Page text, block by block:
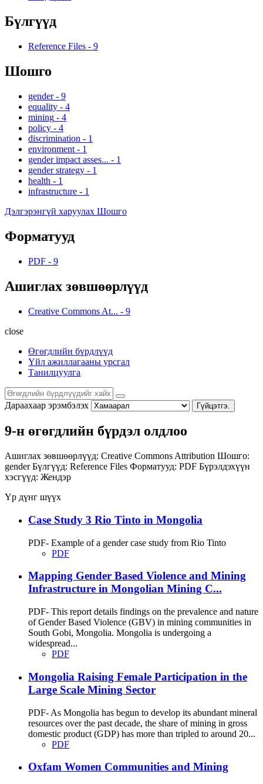
Бүлгүүд
Reference Files - 9
Шошго
gender - 9
equality - 4
mining - 4
policy - 4
discrimination - 1
environment - 1
gender impact asses... - 1
gender strategy - 1
health - 1
infrastructure - 1
Дэлгэрэнгүй харуулах Шошго
Форматууд
PDF - 9
Ашиглах зөвшөөрлүүд
Creative Commons At... - 9
close
Өгөгдлийн бүрдлүүд
Үйл ажиллагааны урсгал
Танилцуулга
Дараахаар эрэмбэлэх Гүйцэтгэ.
9-н өгөгдлийн бүрдэл олдлоо
Ашиглах зөвшөөрлүүд: Creative Commons Attribution Шошго:
genderБүлгүүд: Reference Files Форматууд: PDF Бүрэлдэхүүн
хэсгүүд: Жендэр
Үр дүнг шүүх
Case Study 3 Rio Tinto in Mongolia
PDF- Example of a gender case study from Rio Tinto
PDF
Mapping Gender Based Violence and Mining
Infrastructure in Mongolian Mining C...
PDF- This report details findings on the prevalence and nature
of Gender Based Violence (GBV) in mining communities in
South Gobi, Mongolia. Mongolia is undergoing a
widespread...
PDF
Mongolia Raising Female Participation in the
Large Scale Mining Sector
PDF- As Mongolia has begun to develop its abundant mineral
resources over the past decade, the share of mining in gross
domestic product (GDP) has more than tripled to around 20...
PDF
Oxfam Women Communities and Mining